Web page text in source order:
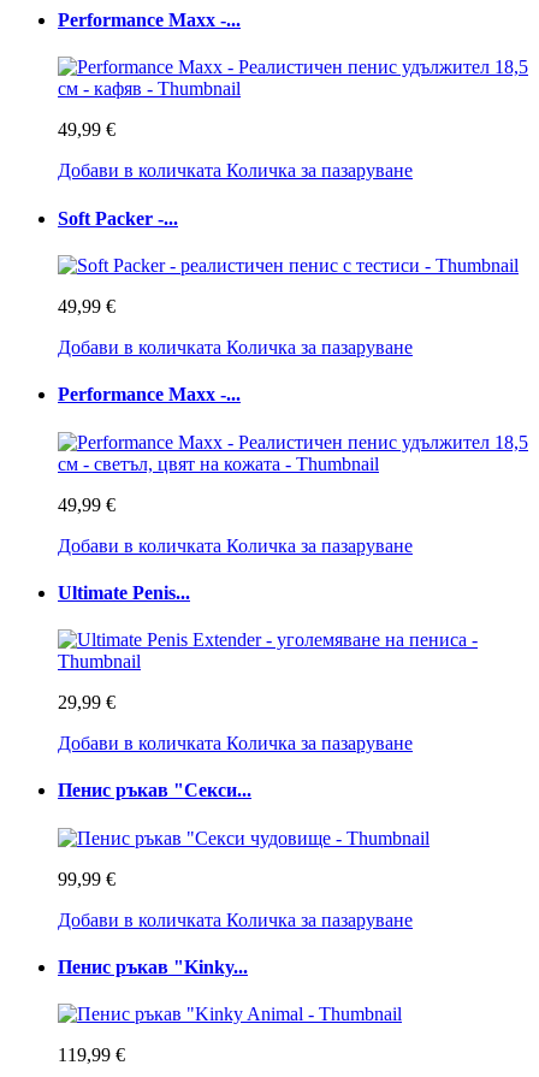
Performance Maxx -...
49,99 €
Добави в количката Количка за пазаруване
Soft Packer -...
49,99 €
Добави в количката Количка за пазаруване
Performance Maxx -...
49,99 €
Добави в количката Количка за пазаруване
Ultimate Penis...
29,99 €
Добави в количката Количка за пазаруване
Пенис ръкав "Секси...
99,99 €
Добави в количката Количка за пазаруване
Пенис ръкав "Kinky...
119,99 €